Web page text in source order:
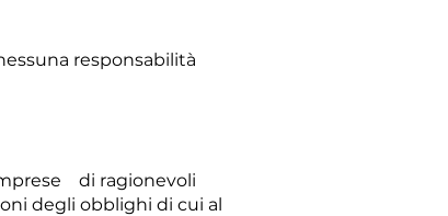
responsabilità
di ragionevoli
degli obblighi di cui al